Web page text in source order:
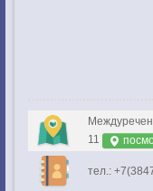
11
тел.: